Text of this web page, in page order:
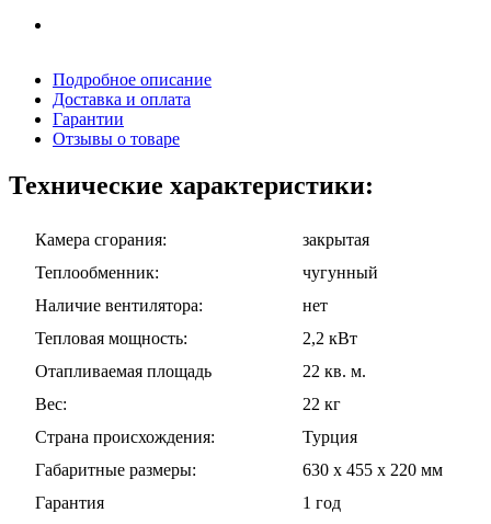
Подробное описание
Доставка и оплата
Гарантии
Отзывы о товаре
Технические характеристики:
Камера сгорания:
закрытая
Теплообменник:
чугунный
Наличие вентилятора:
нет
Тепловая мощность:
2,2 кВт
Отапливаемая площадь
22 кв. м.
Вес:
22 кг
Страна происхождения:
Турция
Габаритные размеры:
630 x 455 x 220 мм
Гарантия
1 год